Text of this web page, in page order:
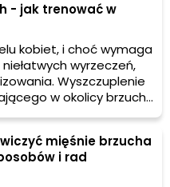
- jak trenować w
kobiet, i choć wymaga
wyrzeczeń,
Wyszczuplenie
w okolicy brzucha
zastosowaniu
do planu dnia
Jakie ćwiczenia na
zamierzone
w domu?
mięśnie brzucha
i rad